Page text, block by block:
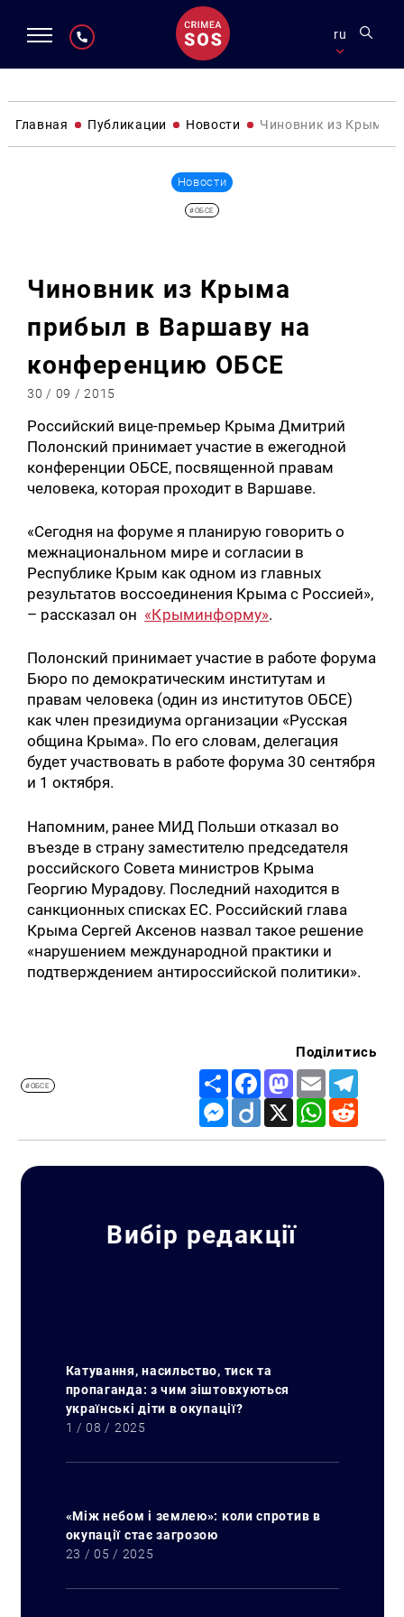
ru
Главная Публикации Новости Чиновник из Крыма
Новости
#ОБСЕ
Чиновник из Крыма
прибыл в Варшаву на
конференцию ОБСЕ
30 / 09 / 2015
Российский вице-премьер Крыма Дмитрий
Полонский принимает участие в ежегодной
конференции ОБСЕ, посвященной правам
человека, которая проходит в Варшаве.
«Сегодня на форуме я планирую говорить о
межнациональном мире и согласии в
Республике Крым как одном из главных
результатов воссоединения Крыма с Россией»,
– рассказал он «Крыминформу».
Полонский принимает участие в работе форума
Бюро по демократическим институтам и
правам человека (один из институтов ОБСЕ)
как член президиума организации «Русская
община Крыма». По его словам, делегация
будет участвовать в работе форума 30 сентября
и 1 октября.
Напомним, ранее МИД Польши отказал во
въезде в страну заместителю председателя
российского Совета министров Крыма
Георгию Мурадову. Последний находится в
санкционных списках ЕС. Российский глава
Крыма Сергей Аксенов назвал такое решение
«нарушением международной практики и
подтверждением антироссийской политики».
#ОБСЕ
Поділитись
Share FacebookMastodon
Email
Messenger
Diigo X WhatsApp
Вибір редакції
Катування, насильство, тиск та
пропаганда: з чим зіштовхуються
українські діти в окупації?
1 / 08 / 2025
«Між небом і землею»: коли спротив в
окупації стає загрозою
23 / 05 / 2025